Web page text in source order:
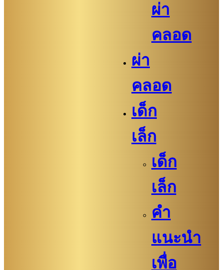
ผ่า
คลอด
ผ่า
คลอด
เด็ก
เล็ก
เด็ก
เล็ก
คำ
แนะนำ
เพื่อ